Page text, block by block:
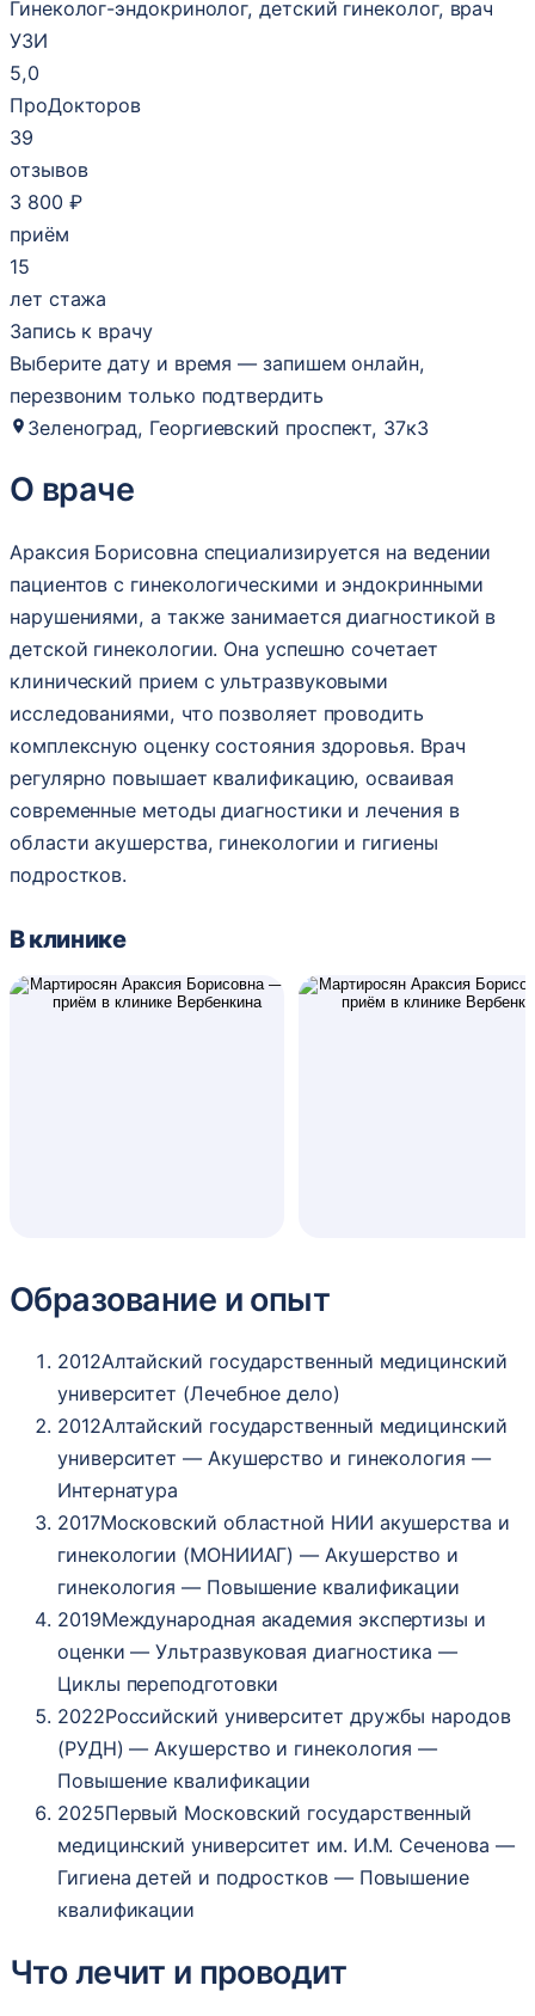
Гинеколог-эндокринолог, детский гинеколог, врач
УЗИ
5,0
ПроДокторов
39
отзывов
3 800 ₽
приём
15
лет стажа
Запись к врачу
Выберите дату и время — запишем онлайн,
перезвоним только подтвердить
Зеленоград, Георгиевский проспект, 37к3
О враче
Араксия Борисовна специализируется на ведении
пациентов с гинекологическими и эндокринными
нарушениями, а также занимается диагностикой в
детской гинекологии. Она успешно сочетает
клинический прием с ультразвуковыми
исследованиями, что позволяет проводить
комплексную оценку состояния здоровья. Врач
регулярно повышает квалификацию, осваивая
современные методы диагностики и лечения в
области акушерства, гинекологии и гигиены
подростков.
В клинике
Образование и опыт
2012Алтайский государственный медицинский
университет (Лечебное дело)
2012Алтайский государственный медицинский
университет — Акушерство и гинекология —
Интернатура
2017Московский областной НИИ акушерства и
гинекологии (МОНИИАГ) — Акушерство и
гинекология — Повышение квалификации
2019Международная академия экспертизы и
оценки — Ультразвуковая диагностика —
Циклы переподготовки
2022Российский университет дружбы народов
(РУДН) — Акушерство и гинекология —
Повышение квалификации
2025Первый Московский государственный
медицинский университет им. И.М. Сеченова —
Гигиена детей и подростков — Повышение
квалификации
Что лечит и проводит